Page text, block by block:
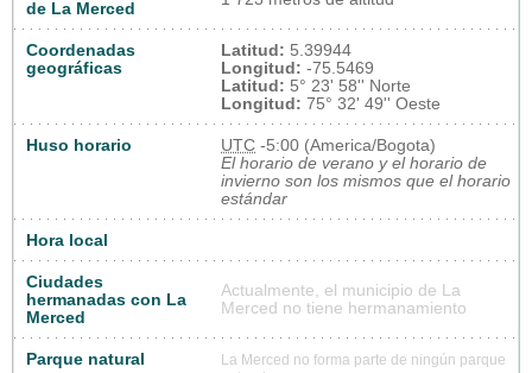
de La Merced
Coordenadas
geográficas
Latitud: 5.39944
Longitud: -75.5469
Latitud: 5° 23' 58'' Norte
Longitud: 75° 32' 49'' Oeste
Huso horario UTC -5:00 (America/Bogota)
El horario de verano y el horario de
invierno son los mismos que el horario
estándar
Hora local
Ciudades
hermanadas con La
Merced
Actualmente, el municipio de La
Merced no tiene hermanamiento
Parque natural
La Merced no forma parte de ningún parque